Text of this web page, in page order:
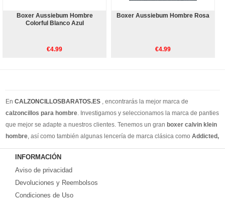
Boxer Aussiebum Hombre
Colorful Blanco Azul
€4.99
Boxer Aussiebum Hombre Rosa
€4.99
En CALZONCILLOSBARATOS.ES
, encontrarás la mejor marca de
calzoncillos para hombre . Investigamos y seleccionamos la marca de panties
que mejor se adapte a nuestros clientes. Tenemos un gran boxer calvin klein
hombre , así como también algunas lencería de marca clásica como Addicted,
Armain, Versace, Ralph Lauren. Además de los calzoncillos de estilo
cotidiano, también tenemos calzoncillos para hombres, slip y tangas para
hombres. Creemos que puede encontrar todos los estilos de ropa interior que
necesita en nuestro sitio web. Puedes encontrar su estilo en nuestra tienda
online. Recuerde, si no está satisfecho, tiene 15 días para volver ... ¡envío
INFORMACIÓN
Aviso de privacidad
Devoluciones y Reembolsos
Condiciones de Uso